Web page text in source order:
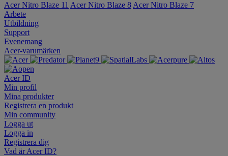
Acer Nitro Blaze 11 Acer Nitro Blaze 8 Acer Nitro Blaze 7
Arbete
Utbildning
Support
Evenemang
Acer-varumärken
Acer ID
Min profil
Mina produkter
Registrera en produkt
Min community
Logga ut
Logga in
Registrera dig
Vad är Acer ID?